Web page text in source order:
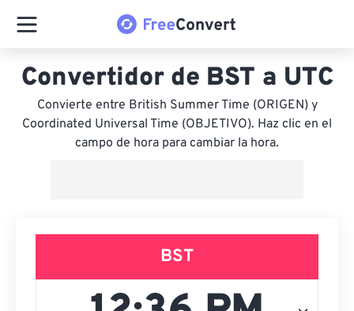
Convertidor de BST a UTC
Convierte entre British Summer Time (ORIGEN) y
Coordinated Universal Time (OBJETIVO). Haz clic en el
campo de hora para cambiar la hora.
BST